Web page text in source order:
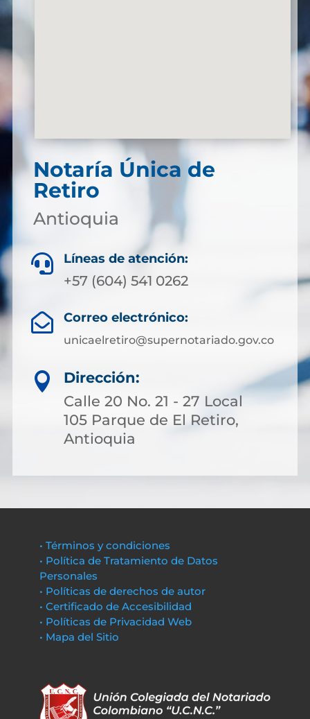
Notaría Única de
Retiro
Antioquia
 Líneas de atención:
+57 (604) 541 0262
 Correo electrónico:
unicaelretiro@supernotariado.gov.co

Dirección:
Calle 20 No. 21 - 27 Local
105 Parque de El Retiro,
Antioquia
• Términos y condiciones
• Política de Tratamiento de Datos
Personales
• Políticas de derechos de autor
• Certificado de Accesibilidad
• Políticas de Privacidad Web
• Mapa del Sitio